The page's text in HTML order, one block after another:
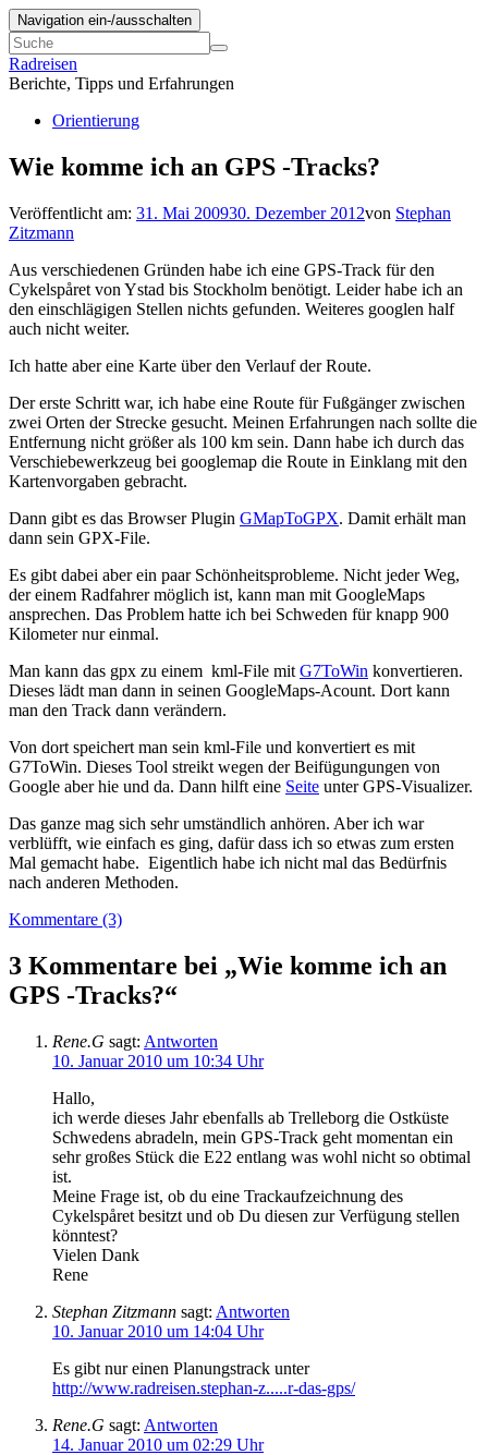
Navigation ein-/ausschalten
Radreisen
Berichte, Tipps und Erfahrungen
Orientierung
Wie komme ich an GPS -Tracks?
Veröffentlicht am: 31. Mai 200930. Dezember 2012von Stephan
Zitzmann
Aus verschiedenen Gründen habe ich eine GPS-Track für den
Cykelspåret von Ystad bis Stockholm benötigt. Leider habe ich an
den einschlägigen Stellen nichts gefunden. Weiteres googlen half
auch nicht weiter.
Ich hatte aber eine Karte über den Verlauf der Route.
Der erste Schritt war, ich habe eine Route für Fußgänger zwischen
zwei Orten der Strecke gesucht. Meinen Erfahrungen nach sollte die
Entfernung nicht größer als 100 km sein. Dann habe ich durch das
Verschiebewerkzeug bei googlemap die Route in Einklang mit den
Kartenvorgaben gebracht.
Dann gibt es das Browser Plugin GMapToGPX. Damit erhält man
dann sein GPX-File.
Es gibt dabei aber ein paar Schönheitsprobleme. Nicht jeder Weg,
der einem Radfahrer möglich ist, kann man mit GoogleMaps
ansprechen. Das Problem hatte ich bei Schweden für knapp 900
Kilometer nur einmal.
Man kann das gpx zu einem kml-File mit G7ToWin konvertieren.
Dieses lädt man dann in seinen GoogleMaps-Acount. Dort kann
man den Track dann verändern.
Von dort speichert man sein kml-File und konvertiert es mit
G7ToWin. Dieses Tool streikt wegen der Beifügungungen von
Google aber hie und da. Dann hilft eine Seite unter GPS-Visualizer.
Das ganze mag sich sehr umständlich anhören. Aber ich war
verblüfft, wie einfach es ging, dafür dass ich so etwas zum ersten
Mal gemacht habe. Eigentlich habe ich nicht mal das Bedürfnis
nach anderen Methoden.
Kommentare (3)
3 Kommentare bei „Wie komme ich an
GPS -Tracks?“
Rene.G sagt: Antworten
10. Januar 2010 um 10:34 Uhr
Hallo,
ich werde dieses Jahr ebenfalls ab Trelleborg die Ostküste
Schwedens abradeln, mein GPS-Track geht momentan ein
sehr großes Stück die E22 entlang was wohl nicht so obtimal
ist.
Meine Frage ist, ob du eine Trackaufzeichnung des
Cykelspåret besitzt und ob Du diesen zur Verfügung stellen
könntest?
Vielen Dank
Rene
Stephan Zitzmann sagt: Antworten
10. Januar 2010 um 14:04 Uhr
Es gibt nur einen Planungstrack unter
http://www.radreisen.stephan-z.....r-das-gps/
Rene.G sagt: Antworten
14. Januar 2010 um 02:29 Uhr